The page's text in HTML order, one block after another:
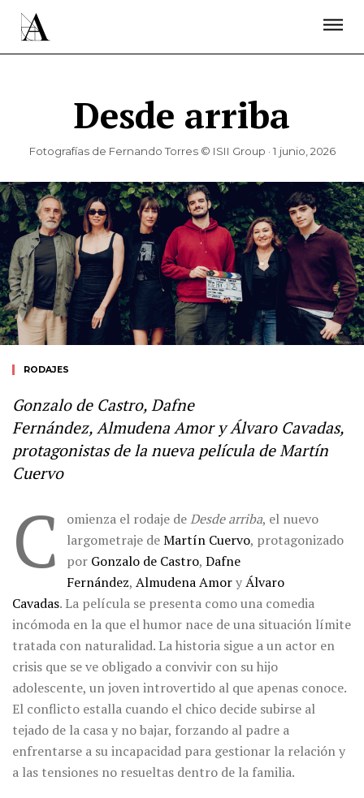
Desde arriba
Fotografías de Fernando Torres © ISII Group · 1 junio, 2026
RODAJES
Gonzalo de Castro, Dafne
Fernández, Almudena Amor y Álvaro Cavadas,
protagonistas de la nueva película de Martín
Cuervo
C omienza el rodaje deDesde arriba, el nuevo
largometraje deMartín Cuervo, protagonizado
por Gonzalo de Castro, Dafne
Fernández, Almudena AmoryÁlvaro
Cavadas. La película se presenta como una comedia
incómoda en la que el humor nace de una situación límite
tratada con naturalidad. La historia sigue a un actor en
crisis que se ve obligado a convivir con su hijo
adolescente, un joven introvertido al que apenas conoce.
El conflicto estalla cuando el chico decide subirse al
tejado de la casa y no bajar, forzando al padre a
enfrentarse a su incapacidad para gestionar la relación y
a las tensiones no resueltas dentro de la familia.
ÚNETE A LA ACADEMIA DE CINE
PRENSA